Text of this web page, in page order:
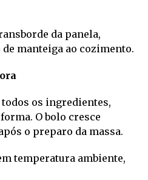
da panela,
manteiga ao cozimento.
todos os ingredientes,
O bolo cresce
o preparo da massa.
temperatura ambiente,